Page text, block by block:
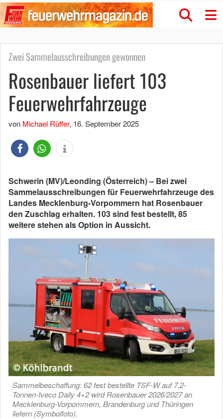
Zwei Sammelausschreibungen gewonnen
Rosenbauer liefert 103
Feuerwehrfahrzeuge
von Michael Rüffer, 16. September 2025
Schwerin (MV)/Leonding (Österreich) – Bei zwei
Sammelausschreibungen für Feuerwehrfahrzeuge des
Landes Mecklenburg-Vorpommern hat Rosenbauer
den Zuschlag erhalten. 103 sind fest bestellt, 85
weitere stehen als Option in Aussicht.
Sammelbeschaffung: 62 fest bestellte TSF-W auf 7,2-
Tonnen-Iveco Daily 4×2 wird Rosenbauer 2026/2027 an
Mecklenburg-Vorpommern, Brandenburg und Thüringen
liefern (Symbolfoto).